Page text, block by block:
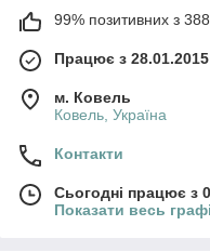
99% позитивних з 388
Працює з 28.01.2015
м. Ковель
Ковель, Україна
Контакти
Сьогодні працює з
Показати весь